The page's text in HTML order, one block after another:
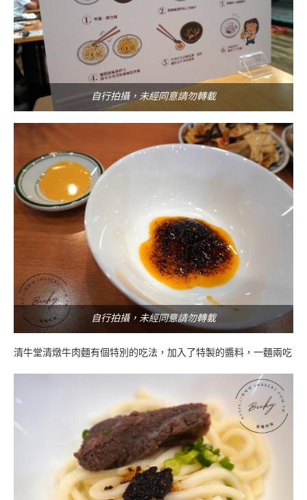
自行拍攝，未經同意請勿轉載
自行拍攝，未經同意請勿轉載
清牛堂清燉牛肉麵有個特別的吃法，加入了特製的醬料，一麵兩吃